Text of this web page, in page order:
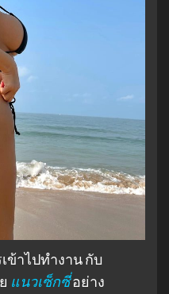
ข้าไปทำงาน กับ
แนวเซ็กซี่อย่าง